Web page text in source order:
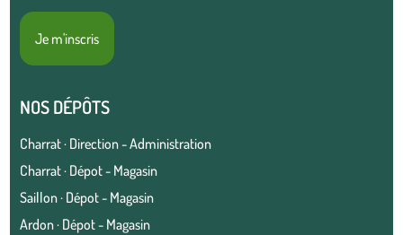
Je m'inscris
NOS DÉPÔTS
Charrat · Direction - Administration
Charrat · Dépot - Magasin
Saillon · Dépot - Magasin
Ardon · Dépot - Magasin